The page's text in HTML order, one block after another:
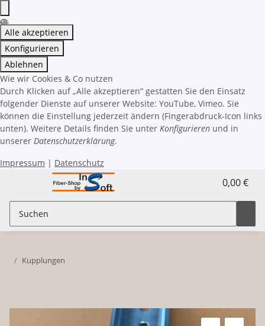
Alle akzeptieren
Konfigurieren
Ablehnen
Wie wir Cookies & Co nutzen
Durch Klicken auf „Alle akzeptieren“ gestatten Sie den Einsatz
folgender Dienste auf unserer Website: YouTube, Vimeo. Sie
können die Einstellung jederzeit ändern (Fingerabdruck-Icon links
unten). Weitere Details finden Sie unter Konfigurieren und in
unserer Datenschutzerklärung.
Impressum | Datenschutz
0,00 €
Kupplungen